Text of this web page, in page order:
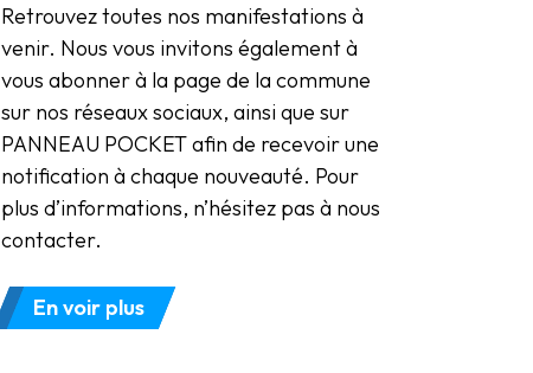
Retrouvez toutes nos manifestations à
venir. Nous vous invitons également à
vous abonner à la page de la commune
sur nos réseaux sociaux, ainsi que sur
PANNEAU POCKET afin de recevoir une
notification à chaque nouveauté. Pour
plus d’informations, n’hésitez pas à nous
contacter.
En voir plus